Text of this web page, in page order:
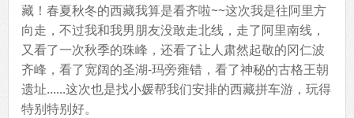
藏！春夏秋冬的西藏我算是看齐啦~~这次我是往阿里方
向走，不过我和我男朋友没敢走北线，走了阿里南线，
又看了一次秋季的珠峰，还看了让人肃然起敬的冈仁波
齐峰，看了宽阔的圣湖-玛旁雍错，看了神秘的古格王朝
遗址......这次也是找小媛帮我们安排的西藏拼车游，玩得
特别特别好。